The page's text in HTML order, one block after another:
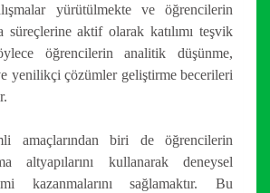
yürütülmekte ve öğrencilerin
süreçlerine aktif olarak katılımı teşvik
öğrencilerin analitik düşünme,
yenilikçi çözümler geliştirme becerileri
amaçlarından biri de öğrencilerin
altyapılarını kullanarak deneysel
kazanmalarını sağlamaktır. Bu